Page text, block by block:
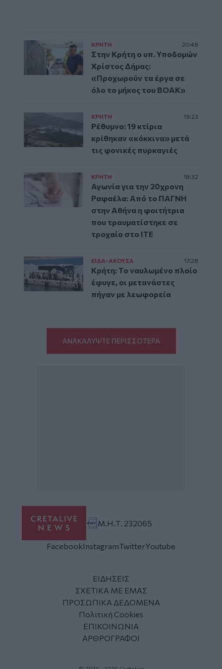
ΚΡΗΤΗ 20:49
Στην Κρήτη ο υπ. Υποδομών
Χρίστος Δήμας:
«Προχωρούν τα έργα σε
όλο το μήκος του ΒΟΑΚ»
ΚΡΗΤΗ 19:23
Ρέθυμνο: 19 κτίρια
κρίθηκαν «κόκκινα» μετά
τις φονικές πυρκαγιές
ΚΡΗΤΗ 18:32
Αγωνία για την 20χρονη
Ραφαέλα: Από το ΠΑΓΝΗ
στην Αθήνα η φοιτήτρια
που τραυματίστηκε σε
τροχαίο στο ΙΤΕ
ΕΙΔΑ-ΑΚΟΥΣΑ 17:28
Κρήτη: Το ναυλωμένο πλοίο
έφυγε, οι μετανάστες
πήγαν με λεωφορεία
ΑΝΑΚΑΛΥΨΤΕ ΠΕΡΙΣΣΟΤΕΡΑ
Μ.Η.Τ. 232065
FacebookInstagramTwitterYoutube
ΕΙΔΗΣΕΙΣ
ΣΧΕΤΙΚΑ ΜΕ ΕΜΑΣ
ΠΡΟΣΩΠΙΚΑ ΔΕΔΟΜΕΝΑ
Πολιτική Cookies
ΕΠΙΚΟΙΝΩΝΙΑ
ΑΡΘΡΟΓΡΑΦΟΙ